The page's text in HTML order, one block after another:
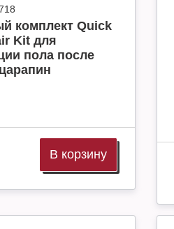
комплект Quick
Kit для
пола после
В корзину